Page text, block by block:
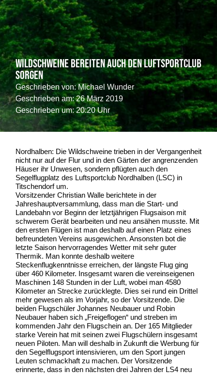
Wildschweine bereiten auch den Luftsportclub
sorgen
Geschrieben von:Michael Wunder
Geschrieben am: 26 März 2019
Geschrieben um: 20:20 Uhr
Nordhalben: Die Wildschweine trieben in der Vergangenheit
nicht nur auf der Flur und in den Gärten der angrenzenden
Häuser ihr Unwesen, sondern pflügten auch den
Segelflugplatz des Luftsportclub Nordhalben (LSC) in
Titschendorf um.
Vorsitzender Christian Walle berichtete in der
Jahreshauptversammlung, dass man die Start- und
Landebahn vor Beginn der letztjährigen Flugsaison mit
schwerem Gerät bearbeiten und neu ansähen musste. Mit
den ersten Flügen ist man deshalb auf einen Platz eines
befreundeten Vereins ausgewichen. Ansonsten bot die
letzte Saison hervorragendes Wetter mit sehr guter
Thermik. Man konnte deshalb weitere
Steckenflugkenntnisse erreichen, der längste Flug ging
über 460 Kilometer. Insgesamt waren die vereinseigenen
Maschinen 148 Stunden in der Luft, wobei man 4580
Kilometer an Strecke zurücklegte. Dies sei rund ein Drittel
mehr gewesen als im Vorjahr, so der Vorsitzende. Die
beiden Flugschüler Johannes Neubauer und Robin
Neubauer haben sich „Freigeflogen“ und streben im
kommenden Jahr den Flugschein an. Der 165 Mitglieder
starke Verein hat mit seinen zwei Flugschülern insgesamt
neuen Piloten. Man will deshalb in Zukunft die Werbung für
den Segelflugsport intensivieren, um den Sport jungen
Leuten schmackhaft zu machen. Der Vorsitzende
erinnerte, dass in den nächsten drei Jahren der LS4 neu